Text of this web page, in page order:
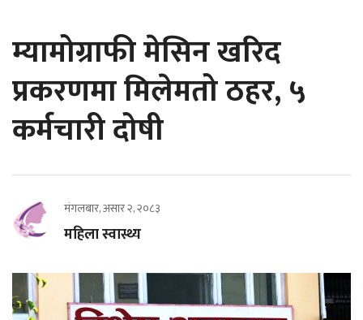
म्यामोग्राफी मेसिन खरिद
प्रकरणमा मिलेमतो ठहर, ५
कर्मचारी दोषी
मंगलबार, असार २, २०८३
महिला स्वास्थ्य